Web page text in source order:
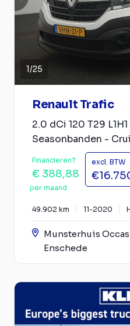
1/25
Renault Trafic
2.0 dCi 120 T29
Seasonbanden -
Financieren?
€ 388,88
per maand
excl. BTW
49.902 km 11-2020
Munsterhuis
Enschede